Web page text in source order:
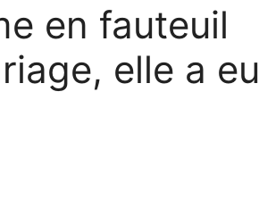
en fauteuil
elle a eu